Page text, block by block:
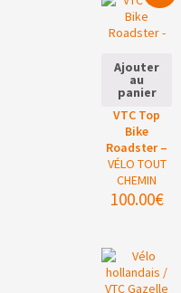
Ajouter
au
panier
VTC Top
Bike
Roadster –
VÉLO TOUT
CHEMIN
100.00€